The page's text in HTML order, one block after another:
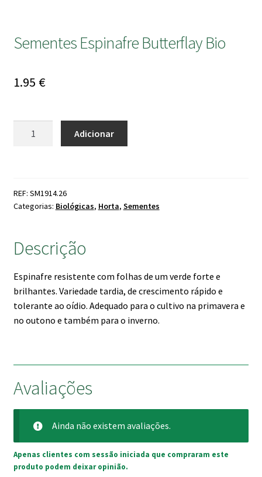
Sementes Espinafre Butterflay Bio
1.95 €
Bio
Adicionar
REF: SM1914.26
Categorias: Biológicas, Horta, Sementes
Descrição
Espinafre resistente com folhas de um verde forte e
brilhantes. Variedade tardia, de crescimento rápido e
tolerante ao oídio. Adequado para o cultivo na primavera e
no outono e também para o inverno.
Avaliações
Ainda não existem avaliações.
Apenas clientes com sessão iniciada que compraram este
produto podem deixar opinião.